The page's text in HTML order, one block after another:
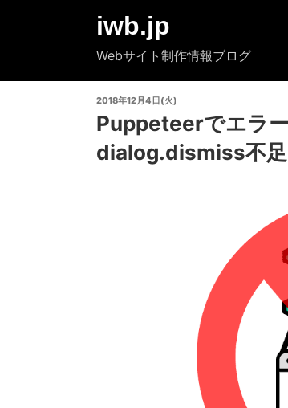
ツ
iwb.jp
Webサイト制作情報ブログ
投
日:
2018年12月4日(火)
Puppeteerでエラ
dialog.dismiss不足